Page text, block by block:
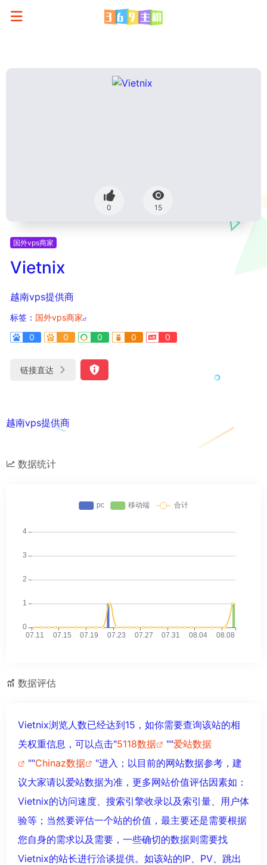
0 15
国外vps商家
Vietnix
越南vps提供商
标签： 国外vps商家
0
0 0 0 0
链接直达
越南vps提供商
数据统计
数据评估
Vietnix浏览人数已经达到15，如你需要查询该站的相
关权重信息，可以点击"5118数据 ""爱站数据
""Chinaz数据
"进入；以目前的网站数据参考，建
议大家请以爱站数据为准，更多网站价值评估因素如：
Vietnix的访问速度、搜索引擎收录以及索引量、用户体
验等；当然要评估一个站的价值，最主要还是需要根据
您自身的需求以及需要，一些确切的数据则需要找
Vietnix的站长进行洽谈提供。如该站的IP、PV、跳出